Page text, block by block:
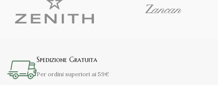
Spedizione Gratuita
Per ordini superiori ai 59€